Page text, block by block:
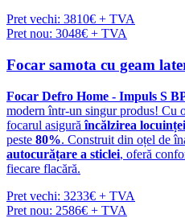
Pret vechi: 3810€ + TVA
Pret nou: 3048€ + TVA
Focar samota cu geam
Focar Defro Home - Impuls S
modern într-un singur produs! Cu
focarul asigurăîncălzirea locuinței
peste 80%. Construit din oțel de
autocurățare a sticlei, oferă
fiecare flacără.
Pret vechi: 3233€ + TVA
Pret nou: 2586€ + TVA